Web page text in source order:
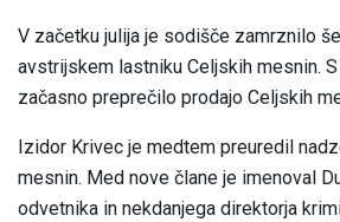
V začetku julija je sodišče zamrznilo
avstrijskem lastniku Celjskih mesnin.
začasno preprečilo prodajo Celjskih
Izidor Krivec je medtem preuredil
mesnin. Med nove člane je imenoval
odvetnika in nekdanjega direktorja